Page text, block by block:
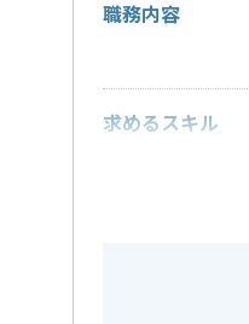
職務内容
求めるスキル